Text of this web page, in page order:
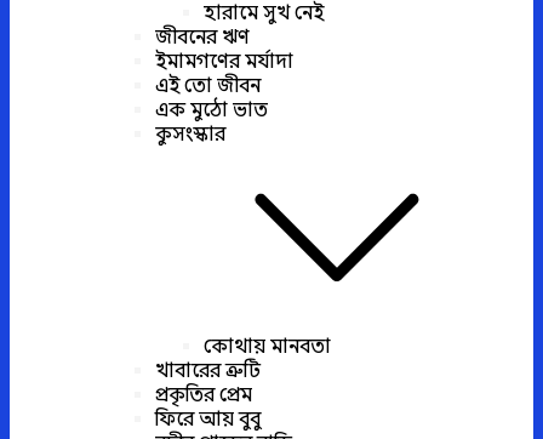
হারামে সুখ নেই
জীবনের ঋণ
ইমামগণের মর্যাদা
এই তো জীবন
এক মুঠো ভাত
কুসংস্কার
কোথায় মানবতা
খাবারের ত্রুটি
প্রকৃতির প্রেম
ফিরে আয় বুবু